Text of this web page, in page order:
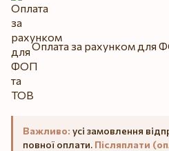
Оплата за рахунком
Важливо: усі замовлення
повної оплати. Післяплати